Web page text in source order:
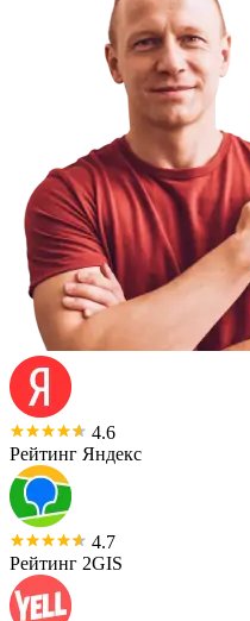
4.6
Рейтинг Яндекс
4.7
Рейтинг 2GIS